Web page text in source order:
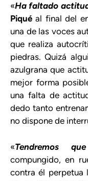
«Ha faltado
Piqué al final del
una de las voces
que realiza
piedras. Quizá
azulgrana que
mejor forma
una falta de
dedo tanto
no dispone de
«Tendremos
compungido, en
contra él perpetua